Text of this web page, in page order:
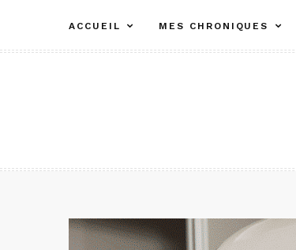
contenu
ACCUEIL MES CHRONIQUES